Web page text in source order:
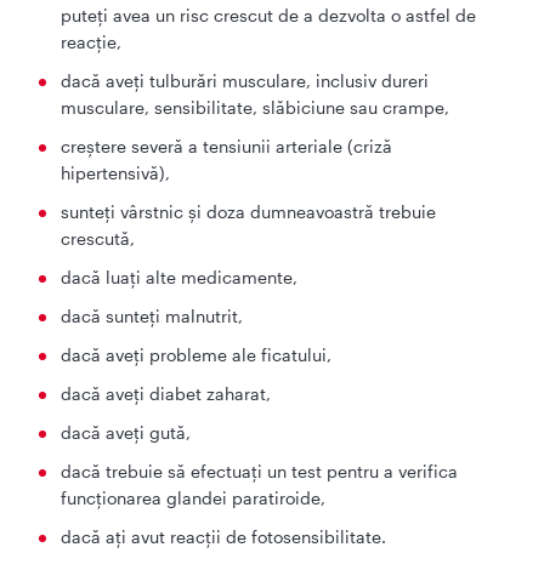
puteți avea un risc crescut de a dezvolta o astfel de
reacție,
dacă aveți tulburări musculare, inclusiv dureri
musculare, sensibilitate, slăbiciune sau crampe,
creştere severă a tensiunii arteriale (criză
hipertensivă),
sunteţi vârstnic şi doza dumneavoastră trebuie
crescută,
dacă luaţi alte medicamente,
dacă sunteţi malnutrit,
dacă aveţi probleme ale ficatului,
dacă aveţi diabet zaharat,
dacă aveţi gută,
dacă trebuie să efectuaţi un test pentru a verifica
funcţionarea glandei paratiroide,
dacă aţi avut reacţii de fotosensibilitate.